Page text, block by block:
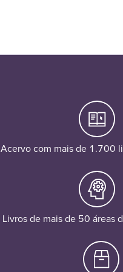
Acervo com mais de 1.700
Livros de mais de 50 áreas